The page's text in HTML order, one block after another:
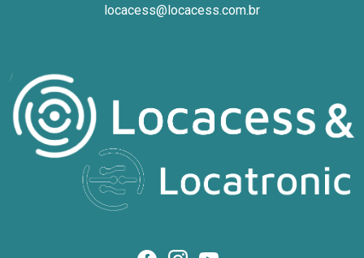
locacess@locacess.com.br